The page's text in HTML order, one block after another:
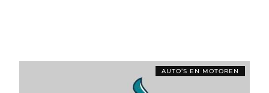
AUTO’S EN MOTOREN